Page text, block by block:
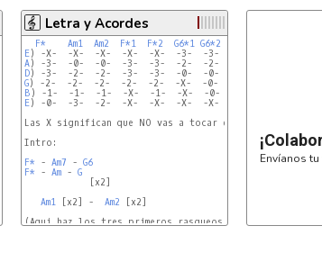
D#add9
Letra y Acordes
F* Am1 Am2 F*1 F*2 G6*1 G6*2
E
A
D
G
B
E) -0-  -3-  -2-  -X-  -X-  -X-  -X-  -X-
Las X significan que NO vas a tocar esas cuerdas.
Intro:
F* - Am7 - G6
F* - Am - G
            [x2]
Am1 [x2] - Am2 [x2]
(Aqui haz los tres primeros rasgueos sin tocar las dos
Envíanos